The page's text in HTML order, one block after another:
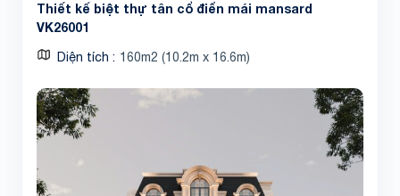
Thiết kế biệt thự tân cổ điển mái mansard
VK26001
Diện tích 160m2 (10.2m x 16.6m)